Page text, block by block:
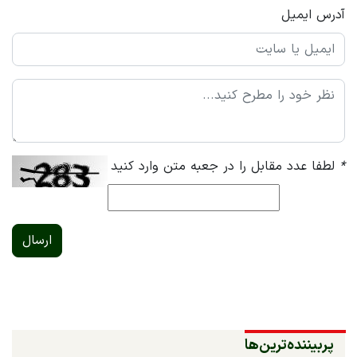
آدرس ایمیل
* لطفا عدد مقابل را در جعبه متن وارد کنید
ارسال
پربیننده‌ترین‌ها